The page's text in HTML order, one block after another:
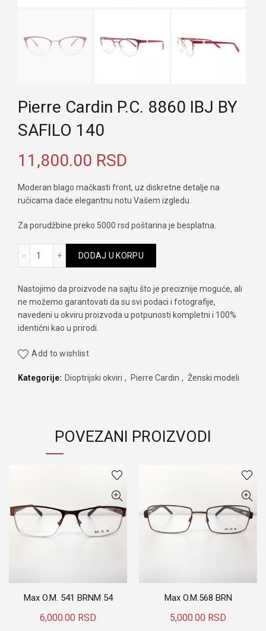
Pierre Cardin P.C. 8860 IBJ BY
SAFILO 140
11,800.00 RSD
Moderan blago mačkasti front, uz diskretne detalje na
ručicama daće elegantnu notu Vašem izgledu.
Za porudžbine preko 5000 rsd poštarina je besplatna.
Pierre Cardin P.C. 8860 IBJ BY SAFILO 140 količina
DODAJ U KORPU
Nastojimo da proizvode na sajtu što je preciznije moguće, ali
ne možemo garantovati da su svi podaci i fotografije,
navedeni u okviru proizvoda u potpunosti kompletni i 100%
identični kao u prirodi.
Add to wishlist
Kategorije: Dioptrijski okviri , Pierre Cardin , Ženski modeli
POVEZANI PROIZVODI
Max O.M. 541 BRNM 54
6,000.00 RSD
Max O.M.568 BRN
5,000.00 RSD